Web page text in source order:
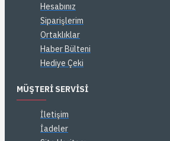
Hesabınız
Siparişlerim
Ortaklıklar
Haber Bülteni
Hediye Çeki
MÜŞTERI SERVISI
İletişim
İadeler